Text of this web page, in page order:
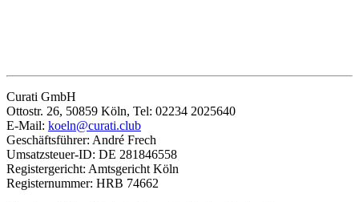
Curati GmbH
Ottostr. 26, 50859 Köln, Tel: 02234 2025640
E-Mail: koeln@curati.club
Geschäftsführer: André Frech
Umsatzsteuer-ID: DE 281846558
Registergericht: Amtsgericht Köln
Registernummer: HRB 74662